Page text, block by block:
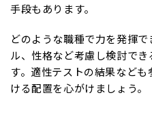
手段もあります。
どのような職種で力を発揮
ル、性格など考慮し検討でき
す。適性テストの結果など
ける配置を心がけましょう。